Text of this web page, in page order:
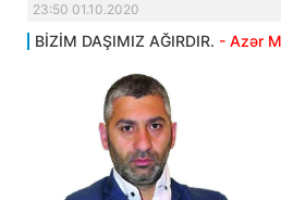
23:50 01.10.2020
BİZİM DAŞIMIZ AĞIRDIR. - Azər